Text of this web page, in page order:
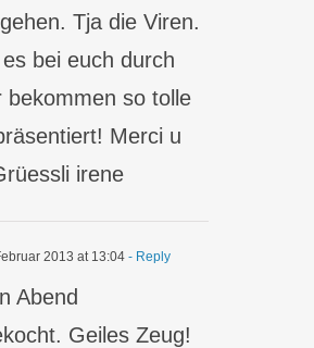
Tja die Viren.
bei euch durch
bekommen so tolle
Merci u
irene
2013 at 13:04 - Reply
Abend
Geiles Zeug!